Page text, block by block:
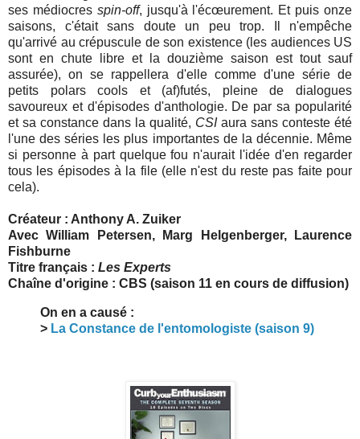
ses médiocres spin-off, jusqu'à l'écœurement. Et puis onze
saisons, c'était sans doute un peu trop. Il n'empêche
qu'arrivé au crépuscule de son existence (les audiences US
sont en chute libre et la douzième saison est tout sauf
assurée), on se rappellera d'elle comme d'une série de
petits polars cools et (af)futés, pleine de dialogues
savoureux et d'épisodes d'anthologie. De par sa popularité
et sa constance dans la qualité, CSIaura sans conteste été
l'une des séries les plus importantes de la décennie. Même
si personne à part quelque fou n'aurait l'idée d'en regarder
tous les épisodes à la file (elle n'est du reste pas faite pour
cela).
Créateur : Anthony A. Zuiker
Avec William Petersen, Marg Helgenberger, Laurence
Fishburne
Titre français : Les Experts
Chaîne d'origine : CBS (saison 11 en cours de diffusion)
On en a causé :
> La Constance de l'entomologiste (saison 9)